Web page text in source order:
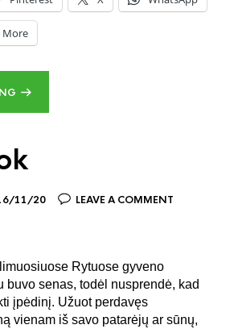
More
11/20 LEAVE A COMMENT
Rytuose gyveno
buvo senas, todėl nusprendė, kad
įpėdinį. Užuot perdavęs
vienam iš savo patarėjų ar sūnų,